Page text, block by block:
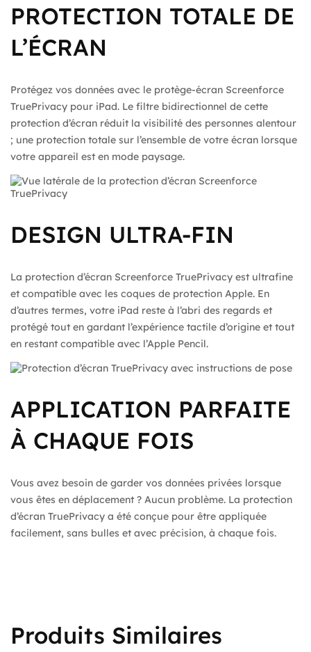
PROTECTION TOTALE DE
L’ÉCRAN
Protégez vos données avec le protège-écran Screenforce
TruePrivacy pour iPad. Le filtre bidirectionnel de cette
protection d’écran réduit la visibilité des personnes alentour
; une protection totale sur l’ensemble de votre écran lorsque
votre appareil est en mode paysage.
DESIGN ULTRA-FIN
La protection d’écran Screenforce TruePrivacy est ultrafine
et compatible avec les coques de protection Apple. En
d’autres termes, votre iPad reste à l’abri des regards et
protégé tout en gardant l’expérience tactile d’origine et tout
en restant compatible avec l’Apple Pencil.
APPLICATION PARFAITE
À CHAQUE FOIS
Vous avez besoin de garder vos données privées lorsque
vous êtes en déplacement ? Aucun problème. La protection
d’écran TruePrivacy a été conçue pour être appliquée
facilement, sans bulles et avec précision, à chaque fois.
Produits Similaires